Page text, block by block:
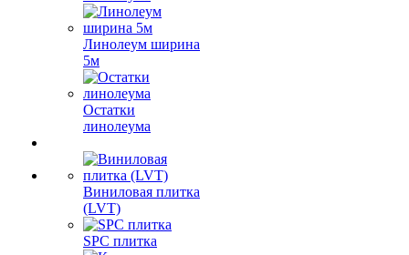
Линолеум ширина
5м
Остатки
линолеума
Виниловая плитка
(LVT)
SPC плитка